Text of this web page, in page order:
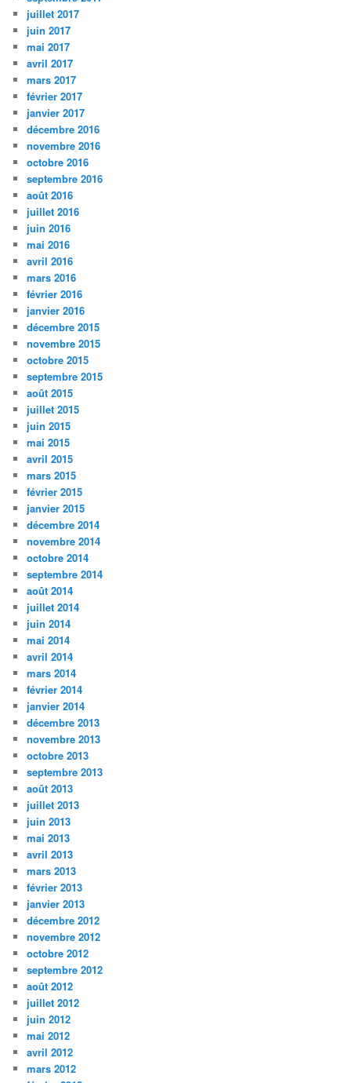
juillet 2017
juin 2017
mai 2017
avril 2017
mars 2017
février 2017
janvier 2017
décembre 2016
novembre 2016
octobre 2016
septembre 2016
août 2016
juillet 2016
juin 2016
mai 2016
avril 2016
mars 2016
février 2016
janvier 2016
décembre 2015
novembre 2015
octobre 2015
septembre 2015
août 2015
juillet 2015
juin 2015
mai 2015
avril 2015
mars 2015
février 2015
janvier 2015
décembre 2014
novembre 2014
octobre 2014
septembre 2014
août 2014
juillet 2014
juin 2014
mai 2014
avril 2014
mars 2014
février 2014
janvier 2014
décembre 2013
novembre 2013
octobre 2013
septembre 2013
août 2013
juillet 2013
juin 2013
mai 2013
avril 2013
mars 2013
février 2013
janvier 2013
décembre 2012
novembre 2012
octobre 2012
septembre 2012
août 2012
juillet 2012
juin 2012
mai 2012
avril 2012
mars 2012